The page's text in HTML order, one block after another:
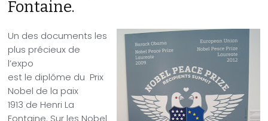
Fontaine.
Un des documents les
plus précieux de
l’expo
est le diplôme du Prix
Nobel de la paix
1913 de Henri La
Fontaine. Sur les Nobel